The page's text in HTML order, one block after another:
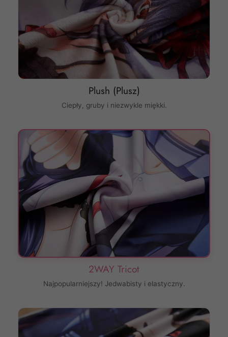
Plush (Plusz)
Ciepły, gruby i niezwykle miękki.
2WAY Tricot
Najpopularniejszy! Jedwabisty i elastyczny.